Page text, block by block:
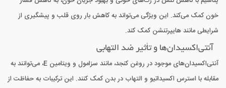
خون کمک می‌کند. این ویژگی می‌تواند به کاهش بار روی قلب و پیشگیری از
شرایطی مانند هایپرتنشن کمک کند.
آنتی‌اکسیدان‌ها و تأثیر ضد التهابی
آنتی‌اکسیدان‌های موجود در روغن کنجد، مانند سزامول و ویتامین E، می‌توانند به
مقابله با استرس اکسیداتیو و التهاب در بدن کمک کنند. این ترکیبات به حفاظت از